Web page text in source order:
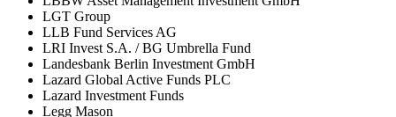
LGT Group
LLB Fund Services AG
LRI Invest S.A. / BG Umbrella Fund
Landesbank Berlin Investment GmbH
Lazard Global Active Funds PLC
Lazard Investment Funds
Legg Mason